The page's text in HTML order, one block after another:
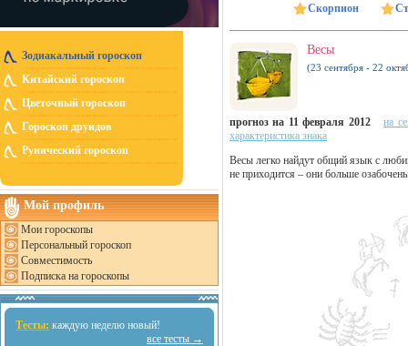
Зодиакальный гороскоп
Китайский гороскоп
Цветочный гороскоп
Гороскоп друидов
Рунический гороскоп
Мой профиль
Мои гороскопы
Персональный гороскоп
Совместимость
Подписка на гороскопы
Тесты: каждую неделю новый!
все тесты →
Скорпион
Весы
(23 сентября - 22
прогноз на 11 февраля 2012
на
характеристика знака
Весы легко найдут общий язык с
не приходится – они больше